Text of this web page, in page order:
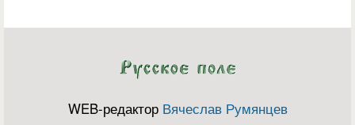
WEB-редактор Вячеслав Румянцев